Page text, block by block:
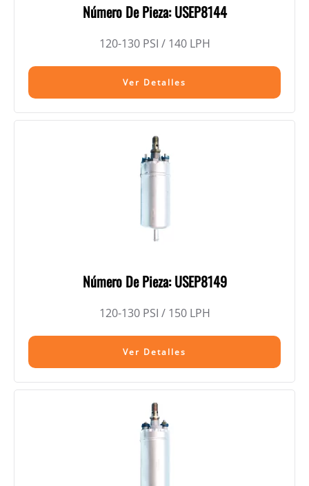
Número De Pieza: USEP8144
120-130 PSI / 140 LPH
Ver Detalles
Número De Pieza: USEP8149
120-130 PSI / 150 LPH
Ver Detalles